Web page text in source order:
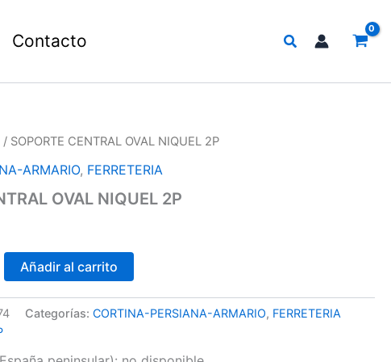
Contacto Buscar
/ SOPORTE CENTRAL OVAL NIQUEL 2P
ARMARIO, FERRETERIA
OVAL NIQUEL 2P
Añadir al carrito
Categorías:CORTINA-PERSIANA-ARMARIO, FERRETERIA